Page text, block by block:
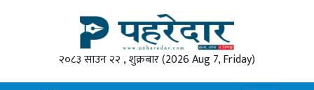
२०८३ साउन २२ , शुक्रबार(2026 Aug 7, Friday)